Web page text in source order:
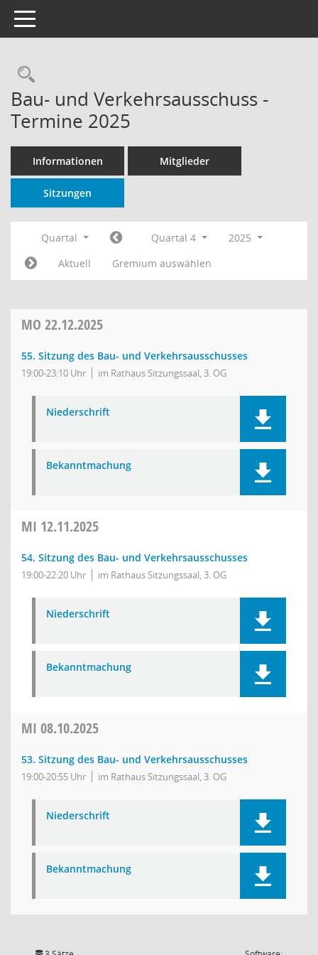
Toggle navigation
Rechercheauswahl
Bau- und Verkehrsausschuss -
Termine 2025
Informationen Mitglieder
Sitzungen
Quartal Quartal 4
2025
Aktuell
Gremium auswählen
MO 22.12.2025
55. Sitzung des Bau- und Verkehrsausschusses
19:00-23:10 Uhr im Rathaus Sitzungssaal, 3. OG
Niederschrift
Bekanntmachung
MI 12.11.2025
54. Sitzung des Bau- und Verkehrsausschusses
19:00-22:20 Uhr im Rathaus Sitzungssaal, 3. OG
Niederschrift
Bekanntmachung
MI 08.10.2025
53. Sitzung des Bau- und Verkehrsausschusses
19:00-20:55 Uhr im Rathaus Sitzungssaal, 3. OG
Niederschrift
Bekanntmachung